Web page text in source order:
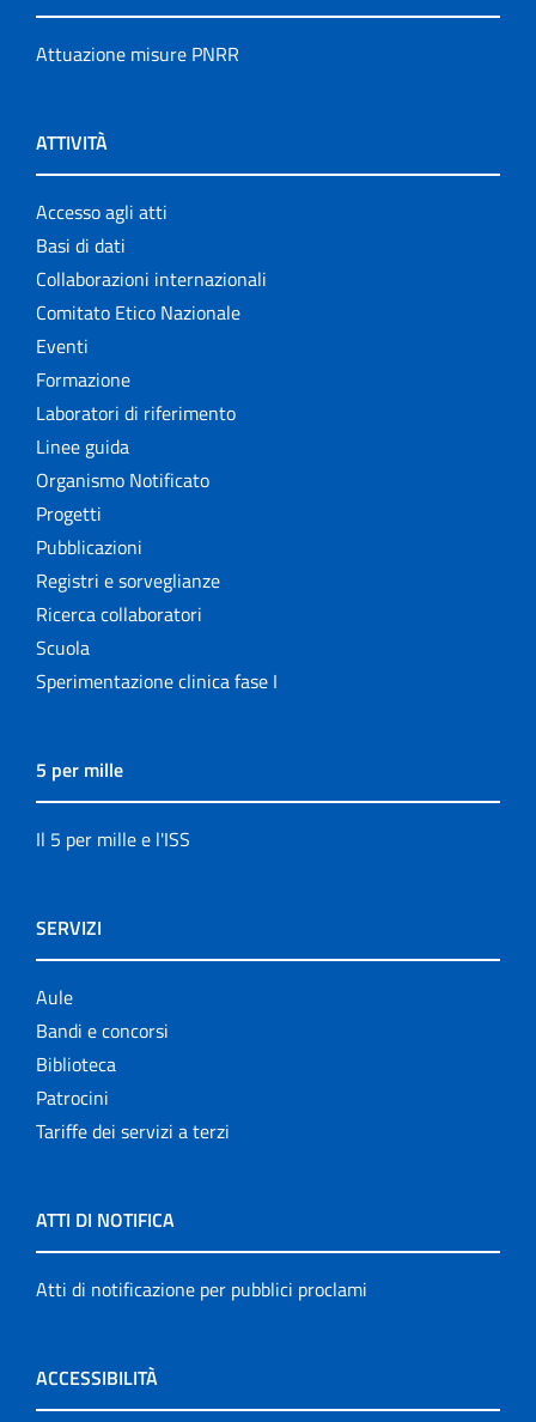
Attuazione misure PNRR
ATTIVITÀ
Accesso agli atti
Basi di dati
Collaborazioni internazionali
Comitato Etico Nazionale
Eventi
Formazione
Laboratori di riferimento
Linee guida
Organismo Notificato
Progetti
Pubblicazioni
Registri e sorveglianze
Ricerca collaboratori
Scuola
Sperimentazione clinica fase I
5 per mille
Il 5 per mille e l'ISS
SERVIZI
Aule
Bandi e concorsi
Biblioteca
Patrocini
Tariffe dei servizi a terzi
ATTI DI NOTIFICA
Atti di notificazione per pubblici proclami
ACCESSIBILITÀ